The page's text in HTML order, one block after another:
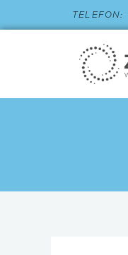
Inhalt